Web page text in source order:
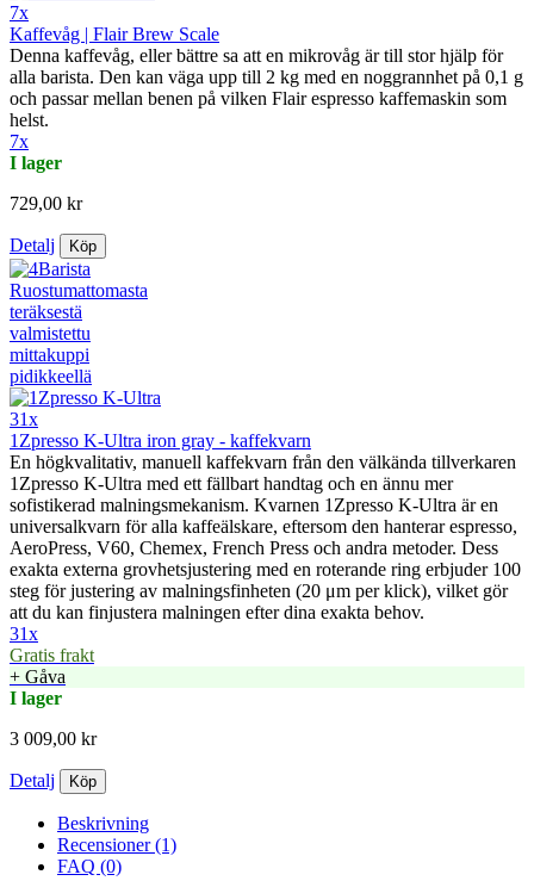
7x
Kaffevåg | Flair Brew Scale
Denna kaffevåg, eller bättre sa att en mikrovåg är till stor hjälp för
alla barista. Den kan väga upp till 2 kg med en noggrannhet på 0,1 g
och passar mellan benen på vilken Flair espresso kaffemaskin som
helst.
7x
I lager
729,00 kr
Detalj Köp
31x
1Zpresso K-Ultra iron gray - kaffekvarn
En högkvalitativ, manuell kaffekvarn från den välkända tillverkaren
1Zpresso K-Ultra med ett fällbart handtag och en ännu mer
sofistikerad malningsmekanism. Kvarnen 1Zpresso K-Ultra är en
universalkvarn för alla kaffeälskare, eftersom den hanterar espresso,
AeroPress, V60, Chemex, French Press och andra metoder. Dess
exakta externa grovhetsjustering med en roterande ring erbjuder 100
steg för justering av malningsfinheten (20 μm per klick), vilket gör
att du kan finjustera malningen efter dina exakta behov.
31x
Gratis frakt
+ Gåva
I lager
3 009,00 kr
Detalj Köp
Beskrivning
Recensioner (1)
FAQ (0)